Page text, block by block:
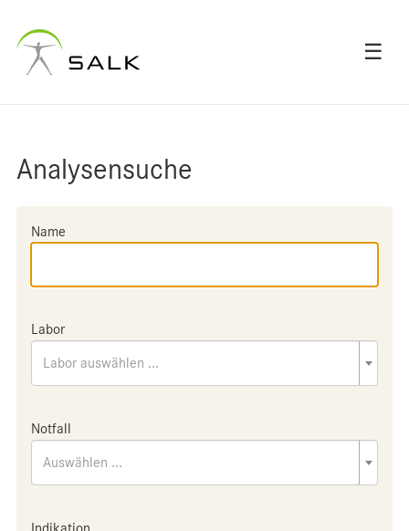
☰
Analysensuche
Name
Labor
Labor auswählen ...
Notfall
Auswählen ...